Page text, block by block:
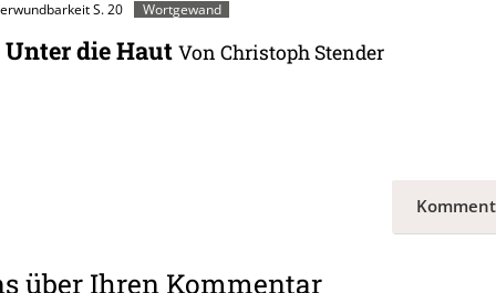
S. 20 Wortgewand
die Haut Von Christoph Stender
über Ihren Kommentar